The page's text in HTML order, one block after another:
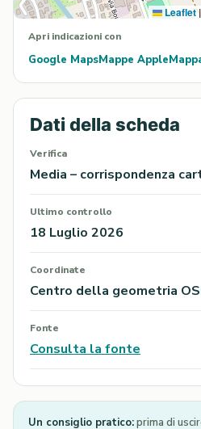
Leaflet |
Apri indicazioni con
Google MapsMappe Apple
Dati della scheda
Verifica
Media – corrispondenza
Ultimo controllo
18 Luglio 2026
Coordinate
Centro della geometria
Fonte
Consulta la fonte
Un consiglio pratico:prima di